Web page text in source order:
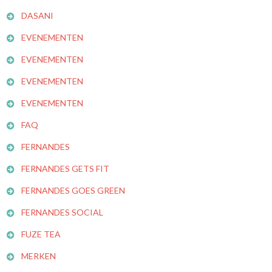
DASANI
EVENEMENTEN
EVENEMENTEN
EVENEMENTEN
EVENEMENTEN
FAQ
FERNANDES
FERNANDES GETS FIT
FERNANDES GOES GREEN
FERNANDES SOCIAL
FUZE TEA
MERKEN